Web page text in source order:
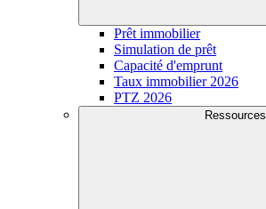
Prêt immobilier
Simulation de prêt
Capacité d'emprunt
Taux immobilier 2026
PTZ 2026
Ressources